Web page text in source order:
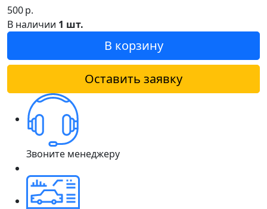
500р.
В наличии 1 шт.
В корзину
Оставить заявку
Звоните менеджеру